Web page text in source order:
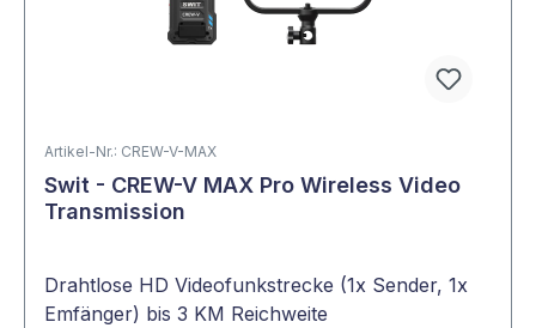
Artikel-Nr.: CREW-V-MAX
Swit - CREW-V MAX Pro Wireless Video
Transmission
Drahtlose HD Videofunkstrecke (1x Sender, 1x
Emfänger) bis 3 KM Reichweite